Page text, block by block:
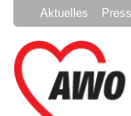
Aktuelles